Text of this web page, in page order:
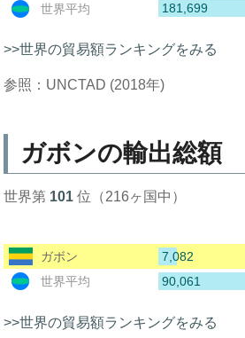
世界平均
181,699
>>世界の貿易額ランキングをみる
参照：UNCTAD (2018年)
ガボンの輸出総額
世界第 101 位（216ヶ国中）
ガボン
7,082
世界平均
90,061
>>世界の貿易額ランキングをみる